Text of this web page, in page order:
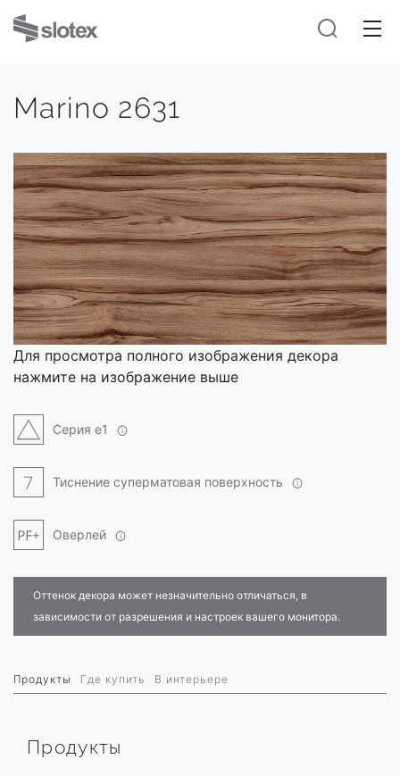
Marino 2631
Для просмотра полного изображения декора
нажмите на изображение выше
Серия e1
Тиснение суперматовая поверхность
Оверлей
Оттенок декора может незначительно отличаться, в
зависимости от разрешения и настроек вашего монитора.
Продукты Где купить В интерьере
Продукты